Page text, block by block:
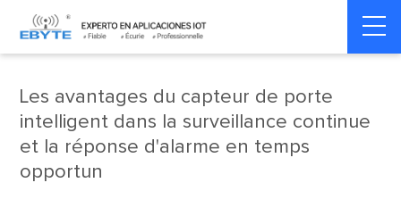
Home > Smart Home > Smart Home
Les avantages du capteur de porte
intelligent dans la surveillance continue
et la réponse d'alarme en temps
opportun